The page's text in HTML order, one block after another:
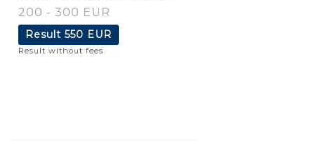
200 - 300 EUR
Result 550 EUR
Result without fees